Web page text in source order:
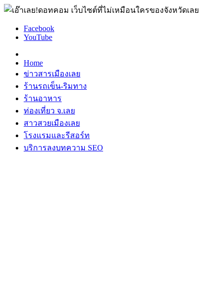
Facebook
YouTube
Home
ข่าวสารเมืองเลย
ร้านรถเข็น-ริมทาง
ร้านอาหาร
ท่องเที่ยว จ.เลย
สาวสวยเมืองเลย
โรงแรมและรีสอร์ท
บริการลงบทความ SEO